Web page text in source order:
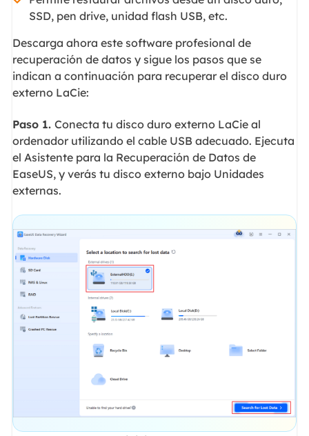
SSD, pen drive, unidad flash USB, etc.
Descarga ahora este software profesional de
recuperación de datos y sigue los pasos que se
indican a continuación para recuperar el disco duro
externo LaCie:
Paso 1. Conecta tu disco duro externo LaCie al
ordenador utilizando el cable USB adecuado. Ejecuta
el Asistente para la Recuperación de Datos de
EaseUS, y verás tu disco externo bajo Unidades
externas.